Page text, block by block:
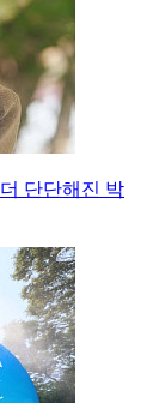
단단해진 박